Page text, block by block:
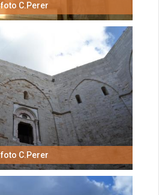
foto C.Perer
foto C.Perer